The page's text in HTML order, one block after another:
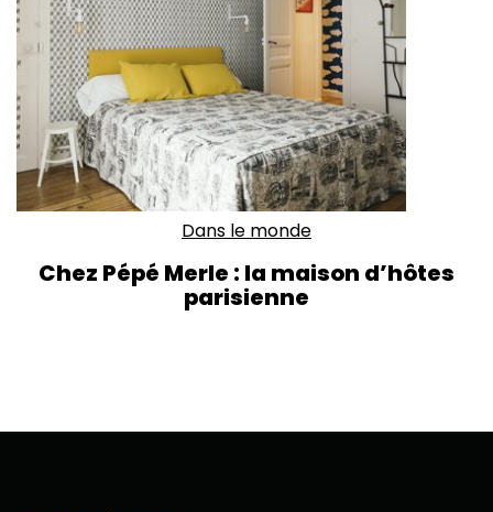
Dans le monde
Chez Pépé Merle : la maison d’hôtes
parisienne